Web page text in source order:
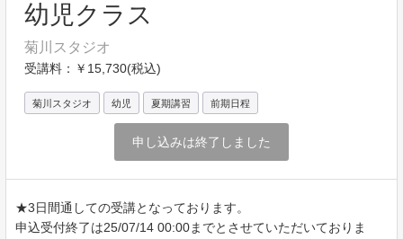
幼児クラス
菊川スタジオ
受講料：￥15,730(税込)
菊川スタジオ 幼児 夏期講習 前期日程
申し込みは終了しました
★3日間通しての受講となっております。
申込受付終了は25/07/14 00:00までとさせていただいておりま